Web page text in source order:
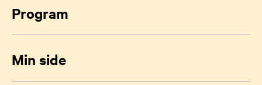
Program
Min side